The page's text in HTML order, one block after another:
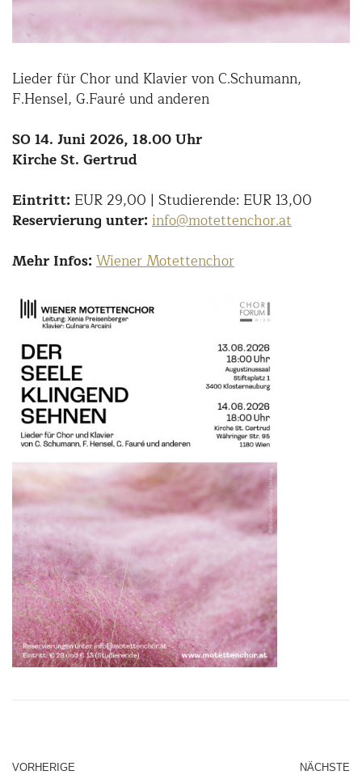
Lieder für Chor und Klavier von C.Schumann,
F.Hensel, G.Fauré und anderen
SO 14. Juni 2026, 18.00 Uhr
Kirche St. Gertrud
Eintritt: EUR 29,00 | Studierende: EUR 13,00
Reservierung unter:info@motettenchor.at
Mehr Infos:Wiener Motettenchor
VORHERIGE NÄCHSTE